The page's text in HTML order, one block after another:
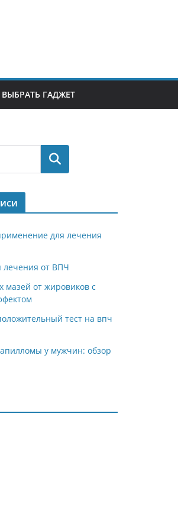
ВЫБРАТЬ ГАДЖЕТ
Поиск
для лечения
лечения от ВПЧ
мазей от жировиков с
тест на впч
у мужчин: обзор